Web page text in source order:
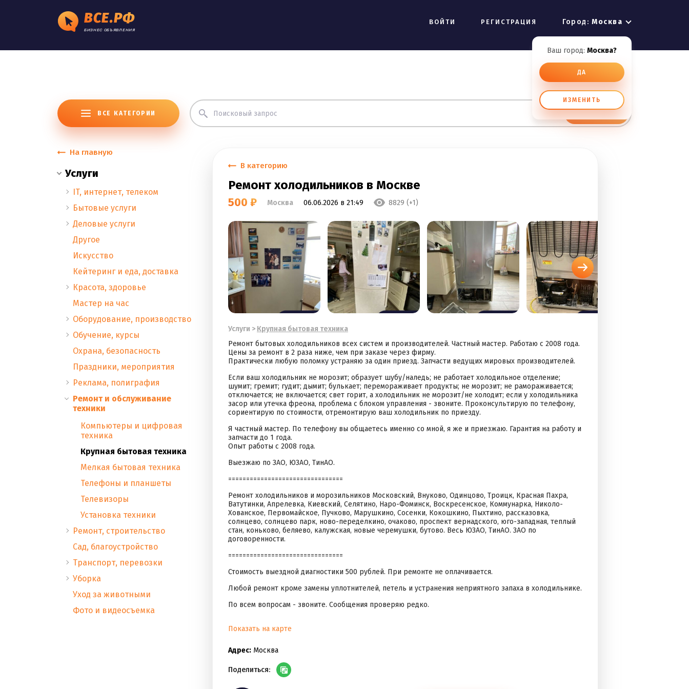
ВСЕ.РФ
БИЗНЕС ОБЪЯВЛЕНИЯ
ВОЙТИ РЕГИСТРАЦИЯ Город:Москва
Ваш город: Москва?
ДА
ИЗМЕНИТЬ
ВСЕ КАТЕГОРИИ
На главную
Услуги
IT, интернет, телеком
Бытовые услуги
Деловые услуги
Другое
Искусство
Кейтеринг и еда, доставка
Красота, здоровье
Мастер на час
Оборудование, производство
Обучение, курсы
Охрана, безопасность
Праздники, мероприятия
Реклама, полиграфия
Ремонт и обслуживание
техники
Компьютеры и цифровая
техника
Крупная бытовая техника
Мелкая бытовая техника
Телефоны и планшеты
Телевизоры
Установка техники
Ремонт, строительство
Сад, благоустройство
Транспорт, перевозки
Уборка
Уход за животными
Фото и видеосъемка
В категорию
Ремонт холодильников в Москве
500 ₽ Москва 06.06.2026 в 21:49 8829 (+1)
Услуги > Крупная бытовая техника
Ремонт бытовых холодильников всех систем и производителей. Частный мастер. Работаю с 2008 года.
Цены за ремонт в 2 раза ниже, чем при заказе через фирму.
Практически любую поломку устраняю за один приезд. Запчасти ведущих мировых производителей.
Если ваш холодильник не морозит; образует шубу/наледь; не работает холодильное отделение;
шумит; гремит; гудит; дымит; булькает; перемораживает продукты; не морозит; не рамораживается;
отключается; не включается; свет горит, а холодильник не морозит/не холодит; если у холодильника
засор или утечка фреона, проблема с блоком управления - звоните. Проконсультирую по телефону,
сориентирую по стоимости, отремонтирую ваш холодильник по приезду.
Я частный мастер. По телефону вы общаетесь именно со мной, я же и приезжаю. Гарантия на работу и
запчасти до 1 года.
Опыт работы с 2008 года.
Выезжаю по ЗАО, ЮЗАО, ТинАО.
================================
Ремонт холодильников и морозильников Московский, Внуково, Одинцово, Троицк, Красная Пахра,
Ватутинки, Апрелевка, Киевский, Селятино, Наро-Фоминск, Воскресенское, Коммунарка, Николо-
Хованское, Первомайское, Пучково, Марушкино, Сосенки, Кокошкино, Пыхтино, рассказовка,
солнцево, солнцево парк, ново-переделкино, очаково, проспект вернадского, юго-западная, теплый
стан, коньково, беляево, калужская, новые черемушки, бутово. Весь ЮЗАО, ТинАО. ЗАО по
договоренности.
================================
Стоимость выездной диагностики 500 рублей. При ремонте не оплачивается.
Любой ремонт кроме замены уплотнителей, петель и устранения неприятного запаха в холодильнике.
По всем вопросам - звоните. Сообщения проверяю редко.
Показать на карте
Адрес: Москва
Поделиться: